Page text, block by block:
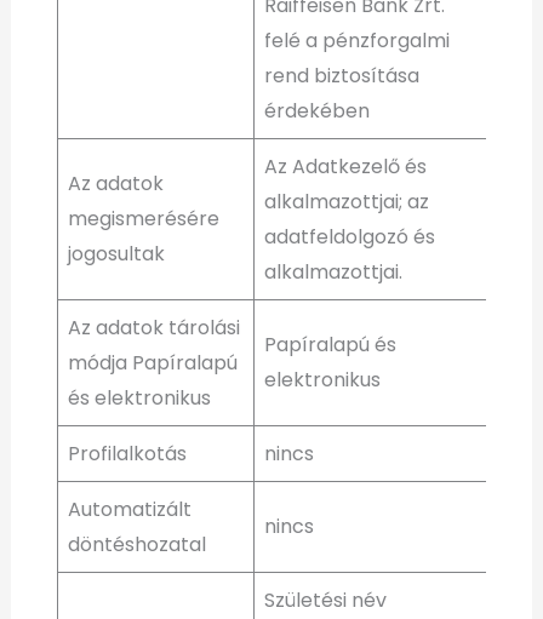
felé a pénzforgalmi
rend biztosítása
érdekében
Az adatok
megismerésére
jogosultak
Az Adatkezelő és
alkalmazottjai; az
adatfeldolgozó és
alkalmazottjai.
Az adatok tárolási
módja Papíralapú
és elektronikus
Papíralapú és
elektronikus
Profilalkotás
nincs
Automatizált
döntéshozatal
nincs
Születési név